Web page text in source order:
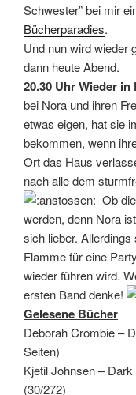
Schwester” bei mir
Bücherparadies.
Und nun wird wieder
dann heute Abend.
20.30 Uhr Wieder
bei Nora und ihren
etwas eigen, hat sie
bekommen, wenn
Ort das Haus
nach alle dem
Ob
werden, denn Nora
sich lieber.
Flamme für eine
wieder führen wird.
ersten Band denke!
Gelesene Bücher
Deborah Crombie –
Seiten)
Kjetil Johnsen –
(30/272)